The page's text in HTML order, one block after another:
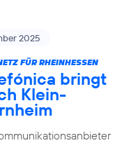
2025
FÜR RHEINHESSEN
bringt
Klein-